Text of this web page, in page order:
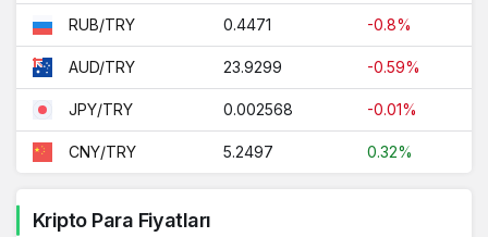
RUB/TRY 0.4471 -0.8%
AUD/TRY 23.9299 -0.59%
JPY/TRY 0.002568 -0.01%
CNY/TRY 5.2497 0.32%
Kripto Para Fiyatları